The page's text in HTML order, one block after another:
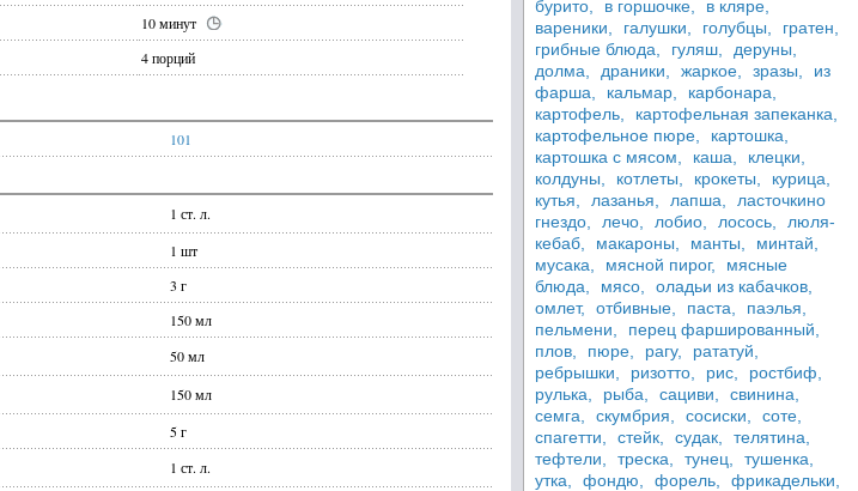
10 минут
4 порций
101
1 ст. л.
1 шт
3 г
150 мл
50 мл
150 мл
5 г
1 ст. л.
бурито,
в горшочке,
в кляре,
вареники,
галушки, голубцы,
гратен,
грибные блюда,
гуляш,
деруны,
долма,
драники, жаркое, зразы,
из
фарша,
кальмар,
карбонара,
картофель,
картофельная запеканка,
картофельное пюре,
картошка,
картошка с мясом,
каша,
клецки,
колдуны,
котлеты, крокеты,
курица,
кутья,
лазанья, лапша,
ласточкино
гнездо,
лечо, лобио, лосось,
люля-
кебаб,
макароны, манты,
минтай,
мусака,
мясной пирог,
мясные
блюда,
мясо,
оладьи из кабачков,
омлет,
отбивные, паста,
паэлья,
пельмени,
перец фаршированный,
плов,
пюре, рагу,
рататуй,
ребрышки,
ризотто, рис,
ростбиф,
рулька,
рыба, сациви,
свинина,
семга,
скумбрия, сосиски,
соте,
спагетти,
стейк, судак,
телятина,
тефтели,
треска, тунец,
тушенка,
утка,
фондю, форель,
фрикадельки,